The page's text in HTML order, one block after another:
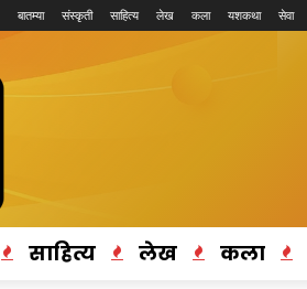
बातम्या संस्कृती साहित्य लेख कला यशकथा सेवा
साहित्य लेख कला